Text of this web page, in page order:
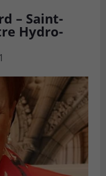
– Saint-
Hydro-